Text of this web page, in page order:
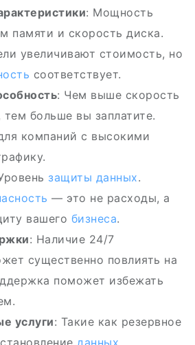
: Мощность
памяти и скорость диска.
увеличивают стоимость, но
соответствует.
: Чем выше скорость
тем больше вы заплатите.
компаний с высокими
защиты данных.
— это не расходы, а
вашего бизнеса.
: Наличие 24/7
существенно повлиять на
поможет избежать
услуги: Такие как резервное
данных